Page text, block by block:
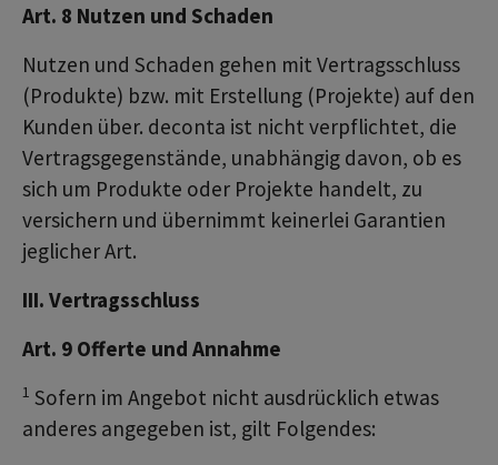
Art. 8 Nutzen und Schaden
Nutzen und Schaden gehen mit Vertragsschluss
(Produkte) bzw. mit Erstellung (Projekte) auf den
Kunden über. deconta ist nicht verpflichtet, die
Vertragsgegenstände, unabhängig davon, ob es
sich um Produkte oder Projekte handelt, zu
versichern und übernimmt keinerlei Garantien
jeglicher Art.
III. Vertragsschluss
Art. 9 Offerte und Annahme
1 Sofern im Angebot nicht ausdrücklich etwas
anderes angegeben ist, gilt Folgendes: